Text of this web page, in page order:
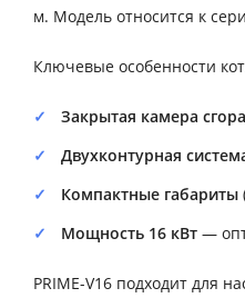
м. Модель относится к
Ключевые особенности
Закрытая камера
Двухконтурная
Компактные габариты
Мощность 16 кВт —
PRIME-V16 подходит для